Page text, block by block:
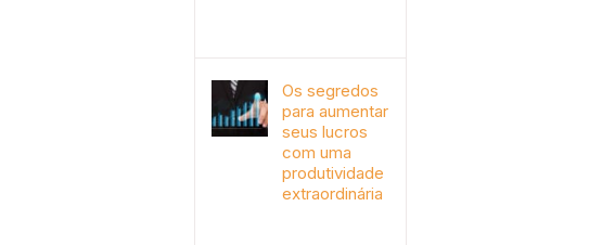
Os segredos
para aumentar
seus lucros
com uma
produtividade
extraordinária